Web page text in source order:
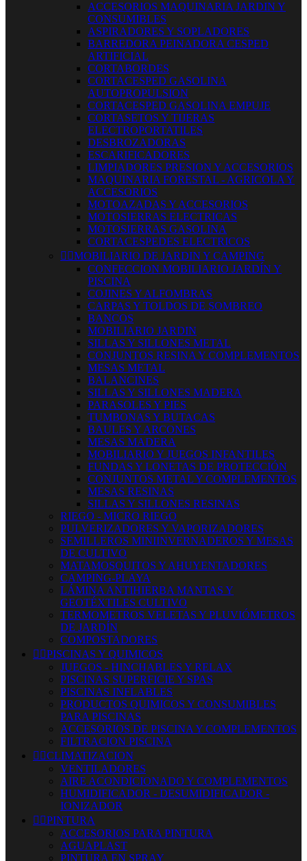
ACCESORIOS MAQUINARIA JARDIN Y
CONSUMIBLES
ASPIRADORES Y SOPLADORES
BARREDORA PEINADORA CESPED
ARTIFICIAL
CORTABORDES
CORTACESPED GASOLINA
AUTOPROPULSION
CORTACESPED GASOLINA EMPUJE
CORTASETOS Y TIJERAS
ELECTROPORTATILES
DESBROZADORAS
ESCARIFICADORES
LIMPIADORES PRESION Y ACCESORIOS
MAQUINARIA FORESTAL - AGRICOLA Y
ACCESORIOS
MOTOAZADAS Y ACCESORIOS
MOTOSIERRAS ELECTRICAS
MOTOSIERRAS GASOLINA
CORTACESPEDES ELECTRICOS
 MOBILIARIO DE JARDIN Y CAMPING
CONFECCION MOBILIARIO JARDÍN Y
PISCINA
COJINES Y ALFOMBRAS
CARPAS Y TOLDOS DE SOMBREO
BANCOS
MOBILIARIO JARDIN
SILLAS Y SILLONES METAL
CONJUNTOS RESINA Y COMPLEMENTOS
MESAS METAL
BALANCINES
SILLAS Y SILLONES MADERA
PARASOLES Y PIES
TUMBONAS Y BUTACAS
BAULES Y ARCONES
MESAS MADERA
MOBILIARIO Y JUEGOS INFANTILES
FUNDAS Y LONETAS DE PROTECCIÓN
CONJUNTOS METAL Y COMPLEMENTOS
MESAS RESINAS
SILLAS Y SILLONES RESINAS
RIEGO - MICRO RIEGO
PULVERIZADORES Y VAPORIZADORES
SEMILLEROS MINIINVERNADEROS Y MESAS
DE CULTIVO
MATAMOSQUITOS Y AHUYENTADORES
CAMPING-PLAYA
LÁMINA ANTIHIERBA MANTAS Y
GEOTÉXTILES CULTIVO
TERMOMETROS VELETAS Y PLUVIÓMETROS
DE JARDÍN
COMPOSTADORES
 PISCINAS Y QUIMICOS
JUEGOS - HINCHABLES Y RELAX
PISCINAS SUPERFICIE Y SPAS
PISCINAS INFLABLES
PRODUCTOS QUIMICOS Y CONSUMIBLES
PARA PISCINAS
ACCESORIOS DE PISCINA Y COMPLEMENTOS
FILTRACION PISCINA
 CLIMATIZACION
VENTILADORES
AIRE ACONDICIONADO Y COMPLEMENTOS
HUMIDIFICADOR - DESUMIDIFICADOR -
IONIZADOR
 PINTURA
ACCESORIOS PARA PINTURA
AGUAPLAST
PINTURA EN SPRAY